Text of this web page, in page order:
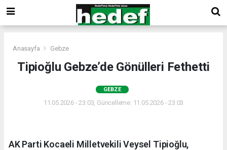
Anasayfa Gebze
Tipioğlu Gebze’de Gönülleri Fethetti
GEBZE
11.05.2026 - 23:03, Güncelleme: 11.05.2026 - 23:03
AK Parti Kocaeli Milletvekili Veysel Tipioğlu,